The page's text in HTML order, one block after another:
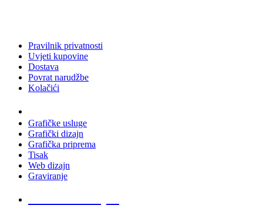
Pravilnik privatnosti
Uvjeti kupovine
Dostava
Povrat narudžbe
Kolačići
Grafičke usluge
Grafički dizajn
Grafička priprema
Tisak
Web dizajn
Graviranje